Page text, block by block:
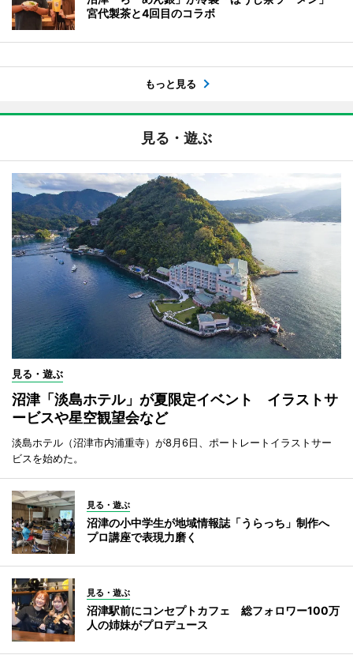
宮代製茶と4回目のコラボ
もっと見る
見る・遊ぶ
見る・遊ぶ
沼津「淡島ホテル」が夏限定イベント イラストサ
ービスや星空観望会など
淡島ホテル（沼津市内浦重寺）が8月6日、ポートレートイラストサー
ビスを始めた。
見る・遊ぶ
沼津の小中学生が地域情報誌「うらっち」制作へ
プロ講座で表現力磨く
見る・遊ぶ
沼津駅前にコンセプトカフェ 総フォロワー100万
人の姉妹がプロデュース